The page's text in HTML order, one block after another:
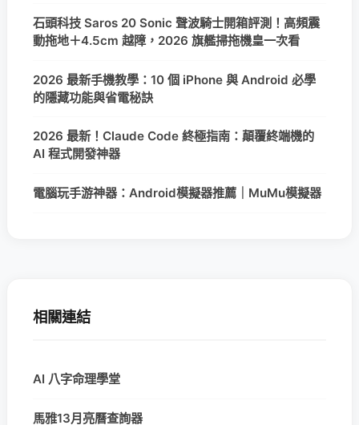
石頭科技 Saros 20 Sonic 聲波騎士開箱評測！高頻震
動拖地＋4.5cm 越障，2026 旗艦掃拖機皇一次看
2026 最新手機教學：10 個 iPhone 與 Android 必學
的隱藏功能與省電秘訣
2026 最新！Claude Code 終極指南：顛覆終端機的
AI 程式開發神器
電腦玩手游神器：Android模擬器推薦｜MuMu模擬器
相關連結
AI 八字命理學堂
馬雅13月亮曆查詢器